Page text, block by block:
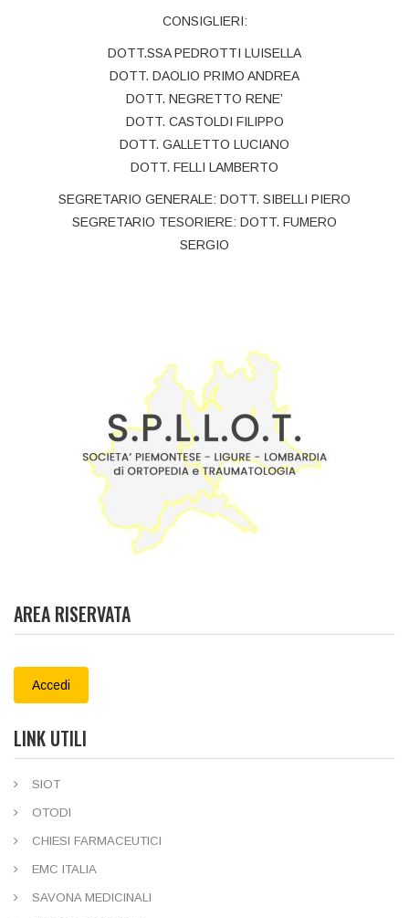
CONSIGLIERI:
DOTT.SSA PEDROTTI LUISELLA
DOTT. DAOLIO PRIMO ANDREA
DOTT. NEGRETTO RENE’
DOTT. CASTOLDI FILIPPO
DOTT. GALLETTO LUCIANO
DOTT. FELLI LAMBERTO
SEGRETARIO GENERALE: DOTT. SIBELLI PIERO
SEGRETARIO TESORIERE: DOTT. FUMERO
SERGIO
AREA RISERVATA
Accedi
LINK UTILI
SIOT
OTODI
CHIESI FARMACEUTICI
EMC ITALIA
SAVONA MEDICINALI